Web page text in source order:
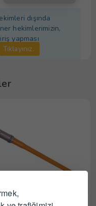
dışında
hekimlerimizin,
yapması
Tıklayınız.